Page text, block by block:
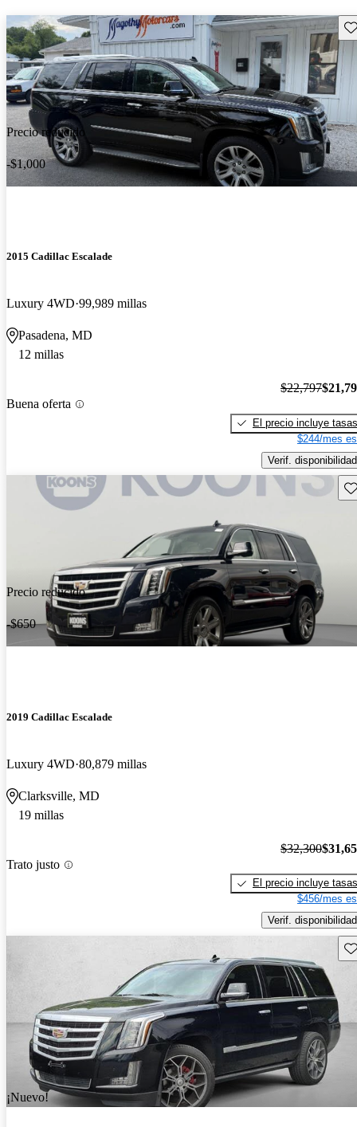
Precio reducido
-$1,000
2015 Cadillac Escalade
Luxury 4WD 99,989 millas
Pasadena, MD
12 millas
Buena oferta
$22,797
El precio incluye tasas
$244/mes
Verif. disponibilidad
Precio reducido
-$650
2019 Cadillac Escalade
Luxury 4WD 80,879 millas
Clarksville, MD
19 millas
Trato justo
$32,300
El precio incluye tasas
$456/mes
Verif. disponibilidad
¡Nuevo!